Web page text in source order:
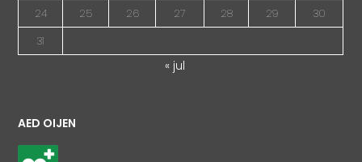
24
25 26 27 28 29
30
31
« jul
AED OIJEN